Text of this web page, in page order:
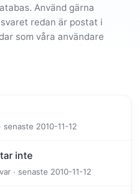
Använd gärna
redan är postat i
som våra användare
senaste 2010-11-12
inte
· senaste 2010-11-12